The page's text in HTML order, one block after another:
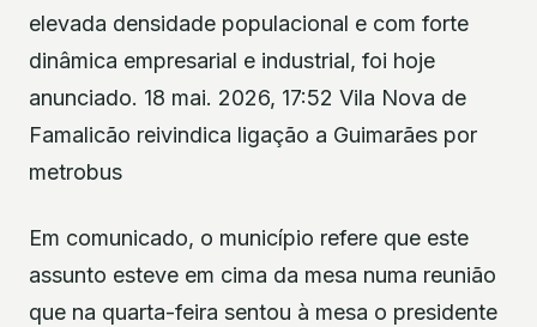
elevada densidade populacional e com forte
dinâmica empresarial e industrial, foi hoje
anunciado. 18 mai. 2026, 17:52 Vila Nova de
Famalicão reivindica ligação a Guimarães por
metrobus
Em comunicado, o município refere que este
assunto esteve em cima da mesa numa reunião
que na quarta-feira sentou à mesa o presidente